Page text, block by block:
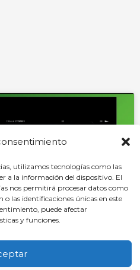
utilizamos tecnologías como las
a la información del dispositivo. El
nos permitirá procesar datos como
las identificaciones únicas en este
puede afectar
y funciones.
este contenido